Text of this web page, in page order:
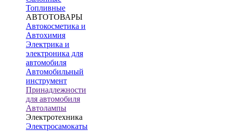
Топливные
АВТОТОВАРЫ
Автокосметика и
Автохимия
Электрика и
электроника для
автомобиля
Автомобильный
инструмент
Принадлежности
для автомобиля
Автолампы
Электротехника
Электросамокаты